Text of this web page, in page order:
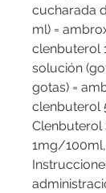
cucharada
ml) =
clenbuterol
solución
gotas) =
clenbuterol
Clenbuterol
1mg/100ml,